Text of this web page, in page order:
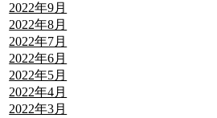
2022年9月
2022年8月
2022年7月
2022年6月
2022年5月
2022年4月
2022年3月